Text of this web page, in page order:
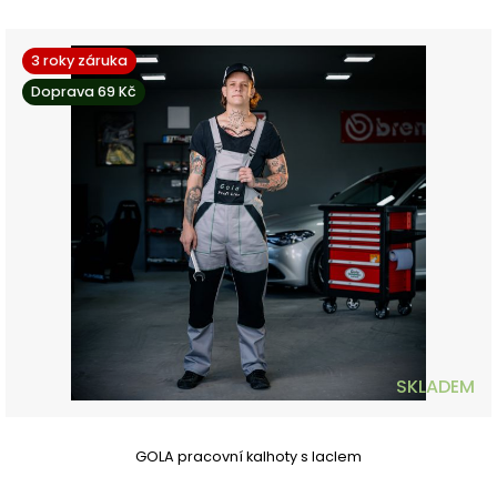
3 roky záruka
Doprava 69 Kč
SKLADEM
GOLA pracovní kalhoty s laclem